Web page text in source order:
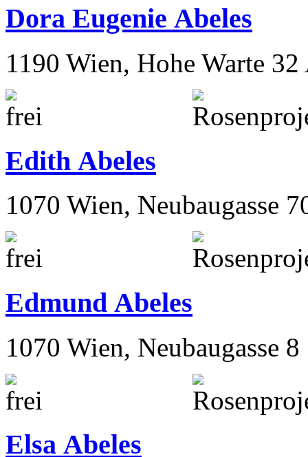
Dora Eugenie Abeles
1190 Wien, Hohe Warte
Edith Abeles
1070 Wien, Neubaugasse
Edmund Abeles
1070 Wien, Neubaugasse 8
Elsa Abeles